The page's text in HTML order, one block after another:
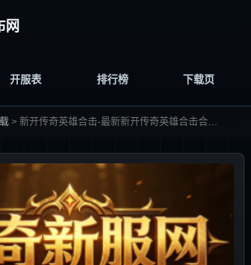
网
开服表 排行榜 下载页
> 新开传奇英雄合击-最新新开传奇英雄合击合集大全-